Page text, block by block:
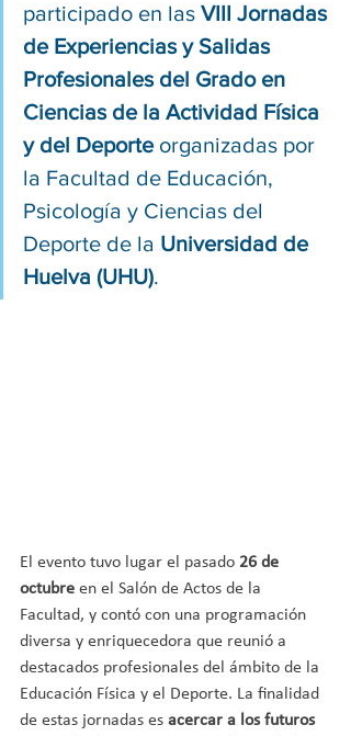
participado en las VIII Jornadas
de Experiencias y Salidas
Profesionales del Grado en
Ciencias de la Actividad Física
y del Deporte organizadas por
la Facultad de Educación,
Psicología y Ciencias del
Deporte de la Universidad de
Huelva (UHU).
El evento tuvo lugar el pasado 26 de
octubre en el Salón de Actos de la
Facultad, y contó con una programación
diversa y enriquecedora que reunió a
destacados profesionales del ámbito de la
Educación Física y el Deporte. La finalidad
de estas jornadas es acercar a los futuros